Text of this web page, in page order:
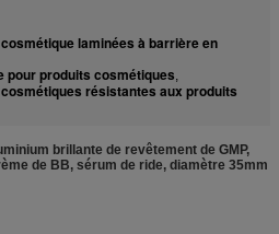
laminées à barrière en
pour produits cosmétiques,
résistantes aux produits
brillante de revêtement de GMP,
de BB, sérum de ride, diamètre 35mm